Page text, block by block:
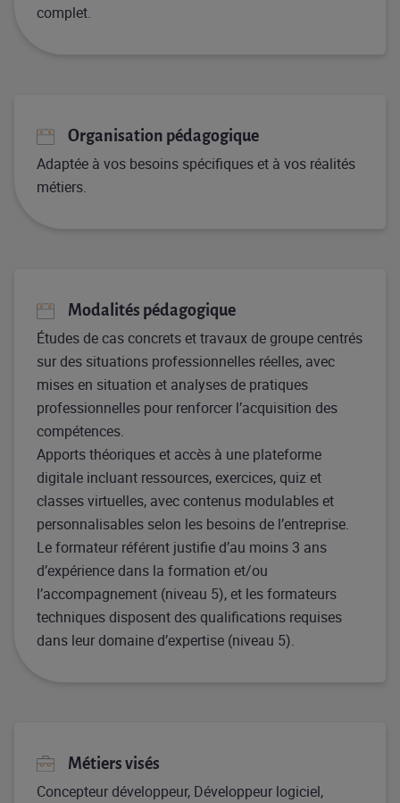
complet.
Organisation pédagogique
Adaptée à vos besoins spécifiques et à vos réalités
métiers.
Modalités pédagogique
Études de cas concrets et travaux de groupe centrés
sur des situations professionnelles réelles, avec
mises en situation et analyses de pratiques
professionnelles pour renforcer l’acquisition des
compétences.
Apports théoriques et accès à une plateforme
digitale incluant ressources, exercices, quiz et
classes virtuelles, avec contenus modulables et
personnalisables selon les besoins de l’entreprise.
Le formateur référent justifie d’au moins 3 ans
d’expérience dans la formation et/ou
l’accompagnement (niveau 5), et les formateurs
techniques disposent des qualifications requises
dans leur domaine d’expertise (niveau 5).
Métiers visés
Concepteur développeur, Développeur logiciel,